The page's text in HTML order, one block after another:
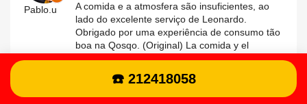
Pablo.u
A comida e a atmosfera são insuficientes, ao
lado do excelente serviço de Leonardo.
Obrigado por uma experiência de consumo tão
boa na Qosqo. (Original) La comida y el
ambiente quedan “cortos”, al lado de la
tan buena experiencia de consumo en Qosqo.
☎️ 212418058